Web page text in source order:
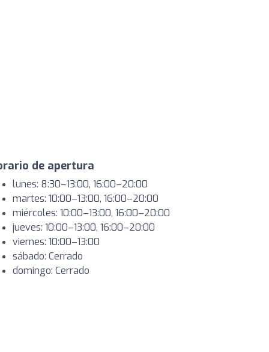
de apertura
lunes: 8:30–13:00, 16:00–20:00
martes: 10:00–13:00, 16:00–20:00
miércoles: 10:00–13:00, 16:00–20:00
jueves: 10:00–13:00, 16:00–20:00
viernes: 10:00–13:00
sábado: Cerrado
domingo: Cerrado